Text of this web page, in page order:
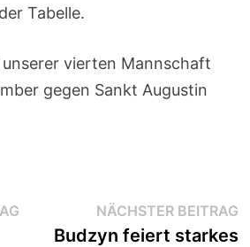
Tabelle.
unserer vierten Mannschaft
gegen Sankt Augustin
Vorheriger
Beitrag:
NÄCHSTER BEITRAG
Budzyn feiert starkes